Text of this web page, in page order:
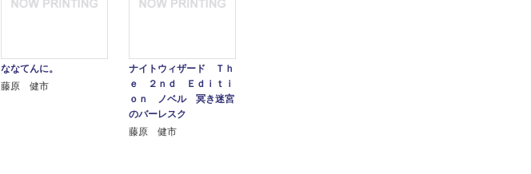
ななてんに。
藤原 健市
ナイトウィザード Ｔｈ
ｅ ２ｎｄ Ｅｄｉｔｉ
ｏｎ ノベル 冥き迷宮
のバーレスク
藤原 健市